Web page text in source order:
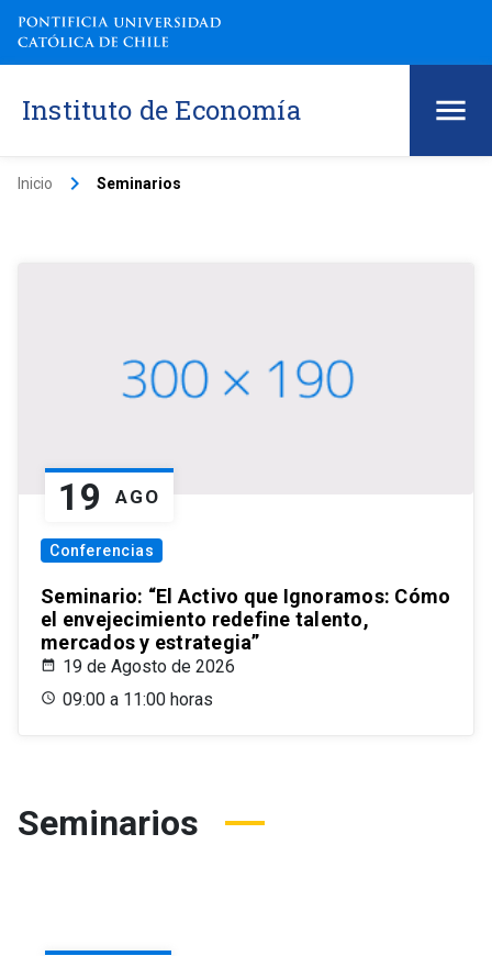
Instituto de Economía
Inicio keyboard_arrow_right Seminarios
19 AGO
Conferencias
Seminario: “El Activo que Ignoramos: Cómo
el envejecimiento redefine talento,
mercados y estrategia”
19 de Agosto de 2026
09:00 a 11:00 horas
Seminarios